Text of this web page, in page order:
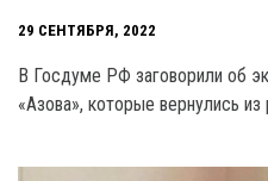
29 СЕНТЯБРЯ, 2022
В Госдуме РФ заговорили об
«Азова», которые вернулись из